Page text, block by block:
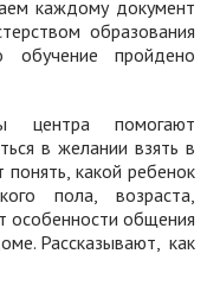
каждому документ
образования
пройдено
центра помогают
в желании взять в
какой ребенок
пола, возраста,
особенности общения
Рассказывают, как